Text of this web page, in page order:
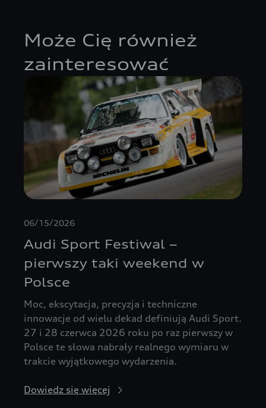
Może Cię również
zainteresować
06/15/2026
Audi Sport Festiwal –
pierwszy taki weekend w
Polsce
Moc, ekscytacja, precyzja i techniczne
innowacje od wielu dekad definiują Audi Sport.
27 i 28 czerwca 2026 roku po raz pierwszy w
Polsce te słowa nabrały realnego wymiaru w
trakcie wyjątkowego wydarzenia.
Dowiedz się więcej